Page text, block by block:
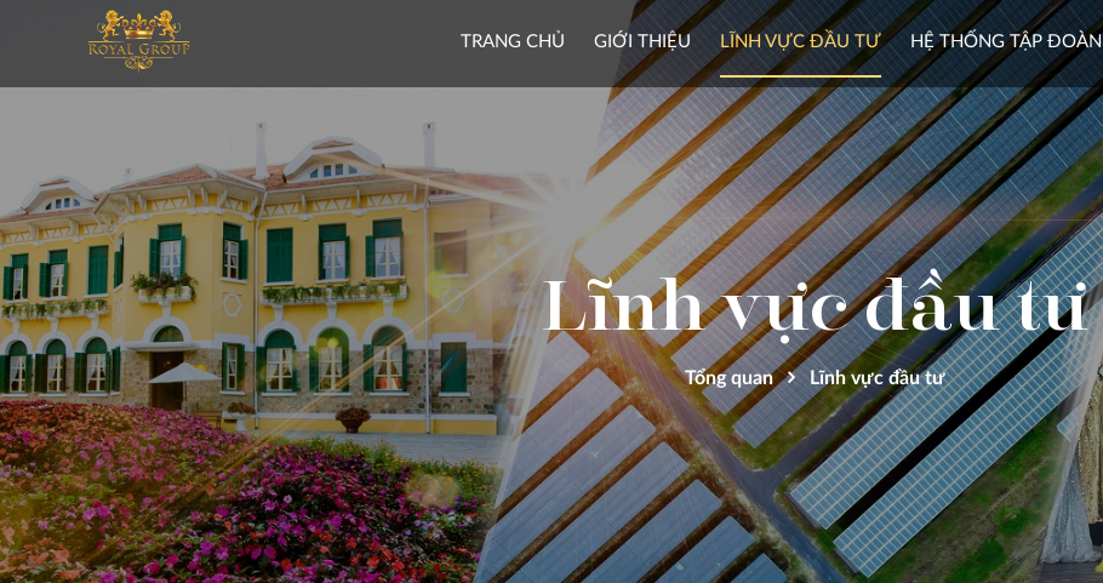
TRANG CHỦ GIỚI THIỆU LĨNH VỰC ĐẦU TƯ HỆ THỐNG TẬP ĐOÀN
Lĩnh vực đầu tư
Tổng quan Lĩnh vực đầu tư